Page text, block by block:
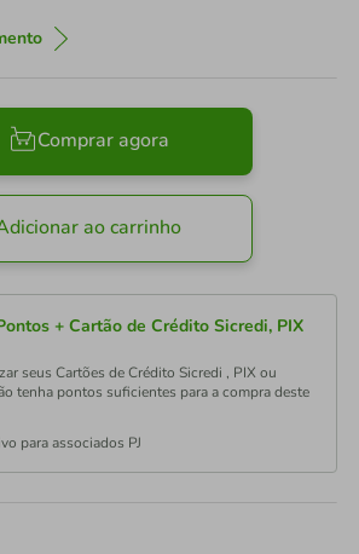
Comprar agora
ao carrinho
+ Cartão de Crédito Sicredi, PIX
seus Cartões de Crédito Sicredi , PIX ou
tenha pontos suficientes para a compra deste
para associados PJ